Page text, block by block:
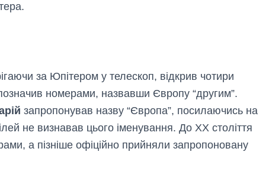
за Юпітером у телескоп, відкрив чотири
номерами, назвавши Європу “другим”.
запропонував назву “Європа”, посилаючись на
не визнавав цього іменування. До XX століття
а пізніше офіційно прийняли запропоновану